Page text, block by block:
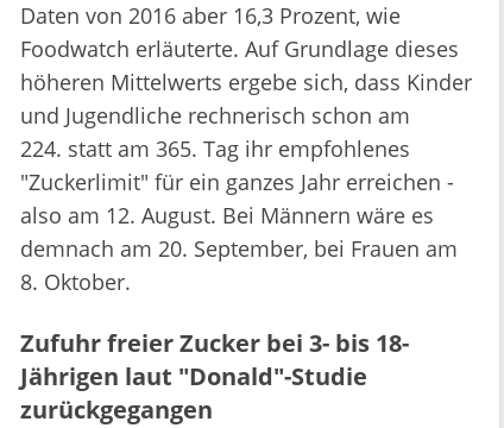
Daten von 2016 aber 16,3 Prozent, wie
Foodwatch erläuterte. Auf Grundlage dieses
höheren Mittelwerts ergebe sich, dass Kinder
und Jugendliche rechnerisch schon am
224. statt am 365. Tag ihr empfohlenes
"Zuckerlimit" für ein ganzes Jahr erreichen -
also am 12. August. Bei Männern wäre es
demnach am 20. September, bei Frauen am
8. Oktober.
Zufuhr freier Zucker bei 3- bis 18-
Jährigen laut "Donald"-Studie
zurückgegangen